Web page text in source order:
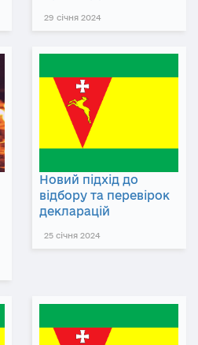
29 січня 2024
Новий підхід до
відбору та перевірок
декларацій
25 січня 2024